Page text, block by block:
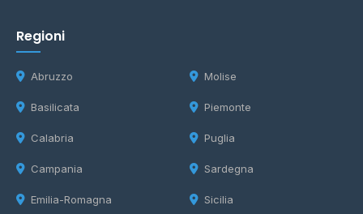
Regioni
Abruzzo
Basilicata
Calabria
Campania
Emilia-Romagna
Molise
Piemonte
Puglia
Sardegna
Sicilia